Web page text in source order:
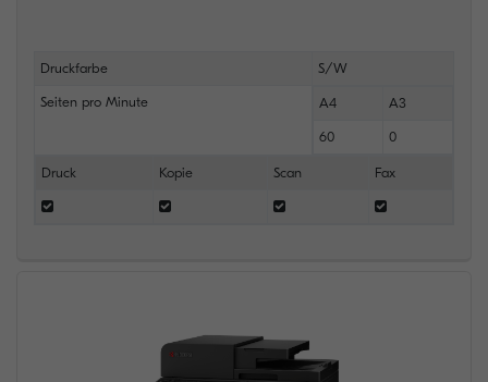
Druckfarbe S/W
Seiten pro Minute A4 A3
60 0
Druck Kopie Scan Fax